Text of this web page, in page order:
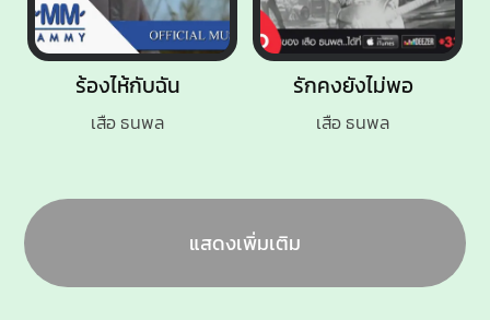
รักคงยังไม่พอ
เสือ ธนพล
ร้องไห้กับฉัน
เสือ ธนพล
แสดงเพิ่มเติม